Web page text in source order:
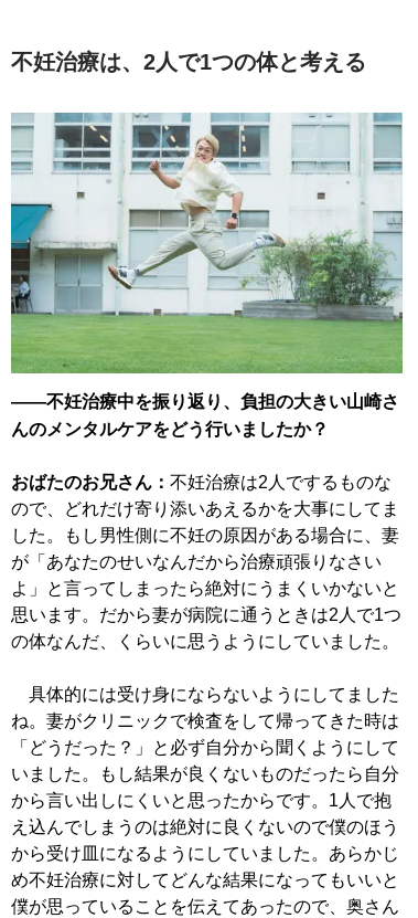
不妊治療は、2人で1つの体と考える
――不妊治療中を振り返り、負担の大きい山崎さ
んのメンタルケアをどう行いましたか？
おばたのお兄さん： 不妊治療は2人でするものな
ので、どれだけ寄り添いあえるかを大事にしてま
した。もし男性側に不妊の原因がある場合に、妻
が「あなたのせいなんだから治療頑張りなさい
よ」と言ってしまったら絶対にうまくいかないと
思います。だから妻が病院に通うときは2人で1つ
の体なんだ、くらいに思うようにしていました。
具体的には受け身にならないようにしてました
ね。妻がクリニックで検査をして帰ってきた時は
「どうだった？」と必ず自分から聞くようにして
いました。もし結果が良くないものだったら自分
から言い出しにくいと思ったからです。1人で抱
え込んでしまうのは絶対に良くないので僕のほう
から受け皿になるようにしていました。あらかじ
め不妊治療に対してどんな結果になってもいいと
僕が思っていることを伝えてあったので、奥さん